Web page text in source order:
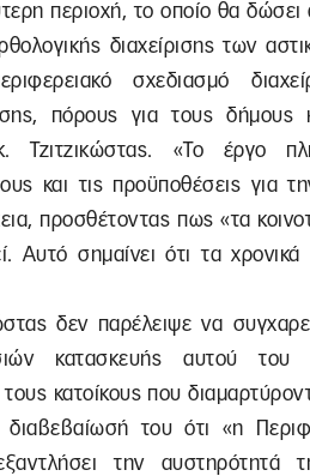
περιοχή, το οποίο θα
διαχείρισης των
σχεδιασμό
πόρους για τους δήμους
«Το έργο
και τις προϋποθέσεις για
προσθέτοντας πως «τα
Αυτό σημαίνει ότι τα χρονικά
δεν παρέλειψε να
κατασκευής αυτού του
κατοίκους που
του ότι «η
την